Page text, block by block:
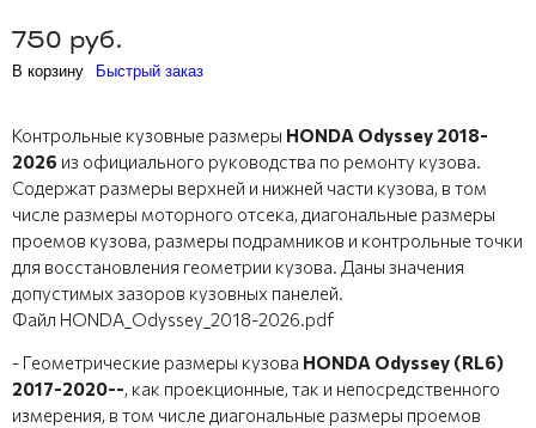
750 руб.
В корзину Быстрый заказ
Контрольные кузовные размеры HONDA Odyssey 2018-
2026 из официального руководства по ремонту кузова.
Содержат размеры верхней и нижней части кузова, в том
числе размеры моторного отсека, диагональные размеры
проемов кузова, размеры подрамников и контрольные точки
для восстановления геометрии кузова. Даны значения
допустимых зазоров кузовных панелей.
Файл HONDA_Odyssey_2018-2026.pdf
- Геометрические размеры кузова HONDA Odyssey (RL6)
2017-2020--, как проекционные, так и непосредственного
измерения, в том числе диагональные размеры проемов